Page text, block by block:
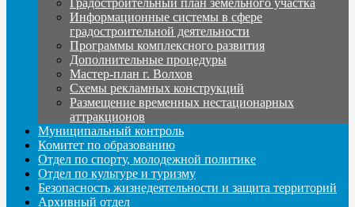
Информационные системы в сфере
градостроительной деятельности
Программы комплексного развития
Дополнительные процедуры
Мастер-план г. Волхов
Схемы рекламных конструкций
Размещение временных нестационарных
аттракционов
Муниципальный контроль
Комитет по образованию
Отдел по спорту, молодежной политике
Отдел по культуре и туризму
Безопасность жизнедеятельности и защита территорий
Архивный отдел